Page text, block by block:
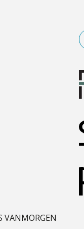
VANMORGEN